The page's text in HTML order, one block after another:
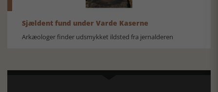
Sjældent fund under Varde Kaserne
Arkæologer finder udsmykket ildsted fra jernalderen